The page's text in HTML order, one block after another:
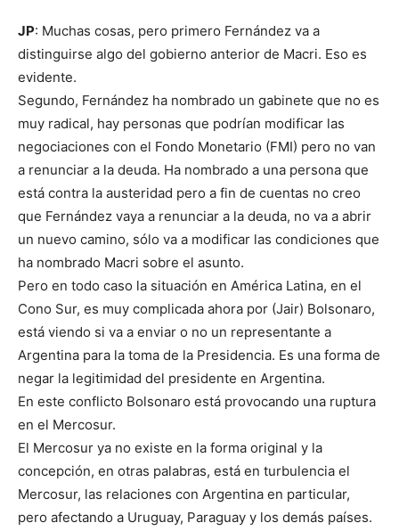
JP: Muchas cosas, pero primero Fernández va a
distinguirse algo del gobierno anterior de Macri. Eso es
evidente.
Segundo, Fernández ha nombrado un gabinete que no es
muy radical, hay personas que podrían modificar las
negociaciones con el Fondo Monetario (FMI) pero no van
a renunciar a la deuda. Ha nombrado a una persona que
está contra la austeridad pero a fin de cuentas no creo
que Fernández vaya a renunciar a la deuda, no va a abrir
un nuevo camino, sólo va a modificar las condiciones que
ha nombrado Macri sobre el asunto.
Pero en todo caso la situación en América Latina, en el
Cono Sur, es muy complicada ahora por (Jair) Bolsonaro,
está viendo si va a enviar o no un representante a
Argentina para la toma de la Presidencia. Es una forma de
negar la legitimidad del presidente en Argentina.
En este conflicto Bolsonaro está provocando una ruptura
en el Mercosur.
El Mercosur ya no existe en la forma original y la
concepción, en otras palabras, está en turbulencia el
Mercosur, las relaciones con Argentina en particular,
pero afectando a Uruguay, Paraguay y los demás países.